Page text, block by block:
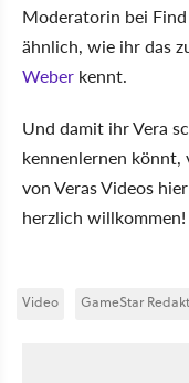
Moderatorin bei Find
ähnlich, wie ihr das
Weber kennt.
Und damit ihr Vera
kennenlernen
von Veras Videos
herzlich willkommen!
Video GameStar